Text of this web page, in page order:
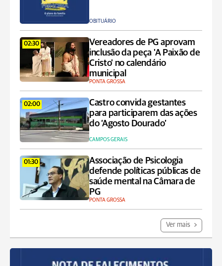
OBITUÁRIO
02:30
Vereadores de PG aprovam
inclusão da peça 'A Paixão de
Cristo' no calendário
municipal
PONTA GROSSA
02:00
Castro convida gestantes
para participarem das ações
do ‘Agosto Dourado’
CAMPOS GERAIS
01:30
Associação de Psicologia
defende políticas públicas de
saúde mental na Câmara de
PG
PONTA GROSSA
Ver mais